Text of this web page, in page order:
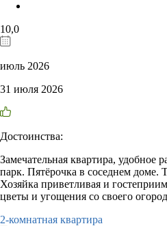
10,0
июль 2026
31 июля 2026
Достоинства:
Замечательная квартира, удобное
парк. Пятёрочка в соседнем
Хозяйка приветливая и
цветы и угощения со своего
2-комнатная квартира